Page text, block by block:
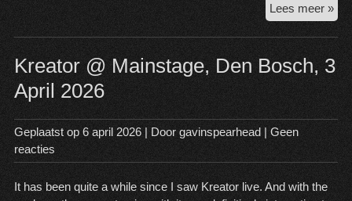
Lees meer »
@
Kreator @ Mainstage, Den Bosch, 3
April 2026
Geplaatst op 6 april 2026| Door gavinspearhead
Geen
reacties
It has been quite a while since I saw Kreator live. And with the